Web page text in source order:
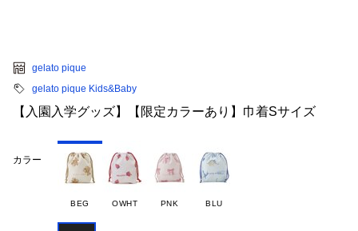
gelato pique
gelato pique Kids&Baby
【入園入学グッズ】【限定カラーあり】巾着Sサイズ
カラー
BEG OWHT PNK BLU